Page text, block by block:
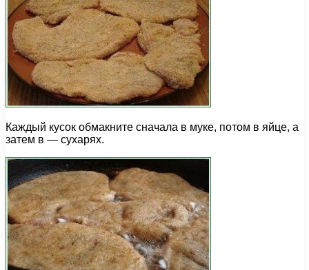
Каждый кусок обмакните сначала в муке, потом в яйце, а
затем в — сухарях.